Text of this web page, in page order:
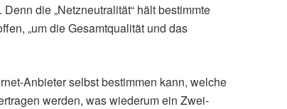
die „Netzneutralität“ hält bestimmte
„um die Gesamtqualität und das
Anbieter selbst bestimmen kann, welche
werden, was wiederum ein Zwei-